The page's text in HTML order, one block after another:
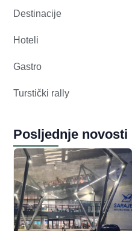
Destinacije
Hoteli
Gastro
Turstički rally
Posljednje novosti